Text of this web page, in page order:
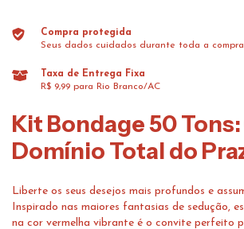
Compra protegida
Seus dados cuidados durante toda a
Taxa de Entrega Fixa
R$ 9,99 para Rio Branco/AC
Kit Bondage 50 Tons:
Domínio Total do
Liberte os seus desejos mais profundos e
Inspirado nas maiores fantasias de sedução,
na cor vermelha vibrante é o convite perfeito